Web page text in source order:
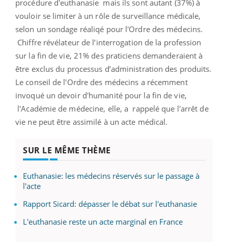
procédure d'euthanasie mais ils sont autant (37%) à
vouloir se limiter à un rôle de surveillance médicale,
selon un sondage réaliqé pour l'Ordre des médecins.
Chiffre révélateur de l’interrogation de la profession
sur la fin de vie, 21% des praticiens demanderaient à
être exclus du processus d’administration des produits.
Le conseil de l'Ordre des médecins a récemment
invoqué un devoir d'humanité pour la fin de vie,
l'Académie de médecine, elle, a rappelé que l'arrêt de
vie ne peut être assimilé à un acte médical.
SUR LE MÊME THÈME
Euthanasie: les médecins réservés sur le passage à
l'acte
Rapport Sicard: dépasser le débat sur l'euthanasie
L'euthanasie reste un acte marginal en France